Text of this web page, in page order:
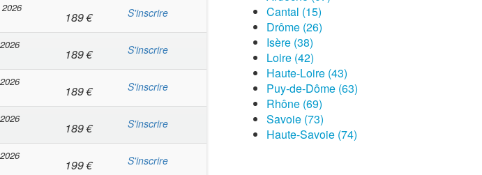
189€ S'inscrire
189€ S'inscrire
189€ S'inscrire
189€ S'inscrire
199€ S'inscrire
Cantal (15)
Drôme (26)
Isère (38)
Loire (42)
Haute-Loire (43)
Puy-de-Dôme (63)
Rhône (69)
Savoie (73)
Haute-Savoie (74)